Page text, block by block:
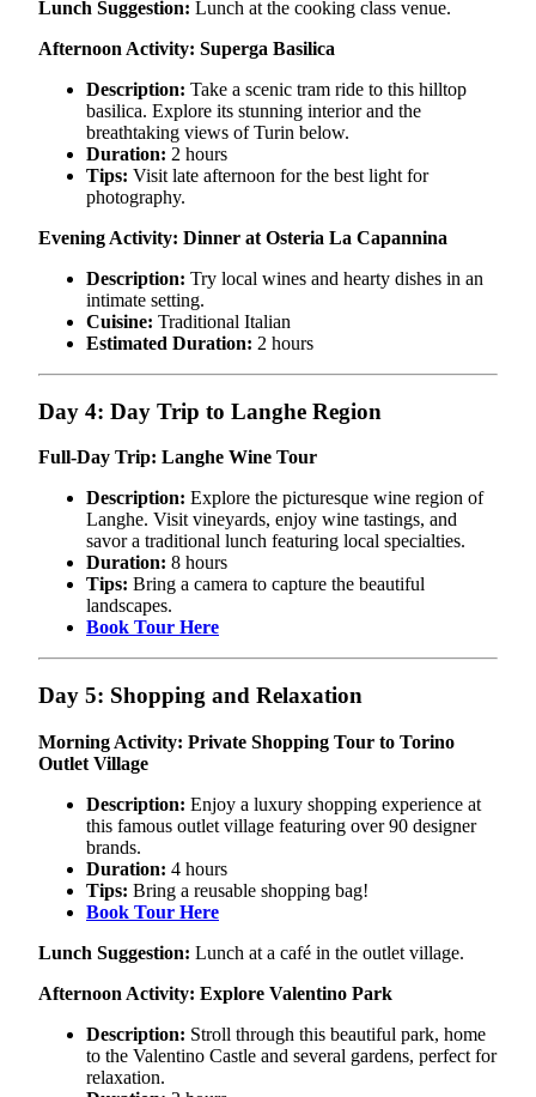
Lunch Suggestion: Lunch at the cooking class venue.
Afternoon Activity: Superga Basilica
Description: Take a scenic tram ride to this hilltop
basilica. Explore its stunning interior and the
breathtaking views of Turin below.
Duration: 2 hours
Tips: Visit late afternoon for the best light for
photography.
Evening Activity: Dinner at Osteria La Capannina
Description: Try local wines and hearty dishes in an
intimate setting.
Cuisine: Traditional Italian
Estimated Duration: 2 hours
Day 4: Day Trip to Langhe Region
Full-Day Trip: Langhe Wine Tour
Description: Explore the picturesque wine region of
Langhe. Visit vineyards, enjoy wine tastings, and
savor a traditional lunch featuring local specialties.
Duration: 8 hours
Tips: Bring a camera to capture the beautiful
landscapes.
Book Tour Here
Day 5: Shopping and Relaxation
Morning Activity: Private Shopping Tour to Torino
Outlet Village
Description: Enjoy a luxury shopping experience at
this famous outlet village featuring over 90 designer
brands.
Duration: 4 hours
Tips: Bring a reusable shopping bag!
Book Tour Here
Lunch Suggestion: Lunch at a café in the outlet village.
Afternoon Activity: Explore Valentino Park
Description: Stroll through this beautiful park, home
to the Valentino Castle and several gardens, perfect for
relaxation.